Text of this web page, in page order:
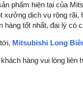
phẩm hiện tại của
dịch vụ rộng rãi,
hàng tốt nhất, đại lý có
Mitsubishi Long
hàng vui lòng liên